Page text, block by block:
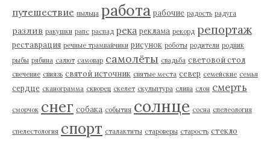
путешествие пыльца работа рабочие радость радуга
разлив ракушки рапс распад река реклама рекорд репортаж
реставрация речные трамвайчики рисунок роботы родители родник
рыбы рябина салют самовар самолёты свадьба световой стол
свечение свиязь святой источник святые места север семейские семья
сердце сканограмма скворец скелет скульптура слива слон смерть
сморчок снег собака события солнце сосна спелеология
спелестология спорт сталактиты староверы старость стекло